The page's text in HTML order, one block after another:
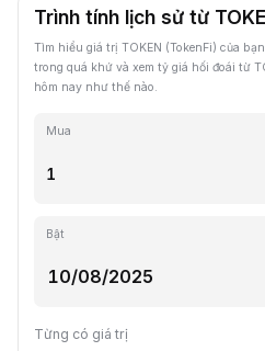
Trình tính lịch sử từ
Tìm hiểu giá trị TOKEN (TokenFi) của
trong quá khứ và xem tỷ giá hối đoái từ
hôm nay như thế nào.
Mua
Bật
Từng có giá trị